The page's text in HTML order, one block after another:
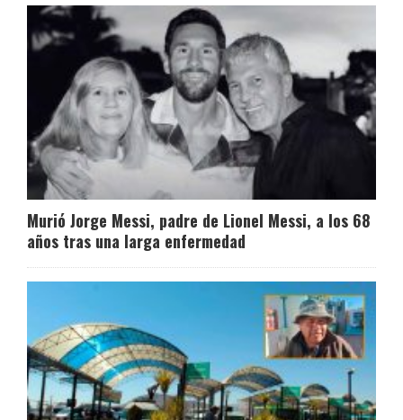
Murió Jorge Messi, padre de Lionel Messi, a los 68
años tras una larga enfermedad